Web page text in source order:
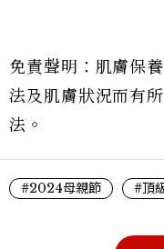
免責聲明：肌膚保
法及肌膚狀況而有
法。
#2024母親節 #頂